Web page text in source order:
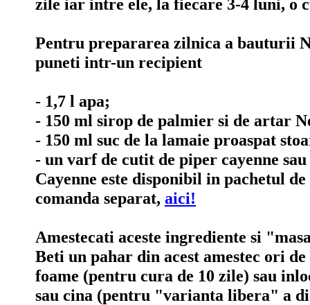
Pentru prepararea zilnica a bauturii
puneti intr-un recipient
- 1,7 l apa;
- 150 ml sirop de palmier si de artar
- 150 ml suc de la lamaie proaspat
- un varf de cutit de piper cayenne
Cayenne este disponibil in pachetul
comanda separat, aici!
Amestecati aceste ingrediente si
Beti un pahar din acest amestec ori
foame (pentru cura de 10 zile) sau
sau cina (pentru "varianta libera" a